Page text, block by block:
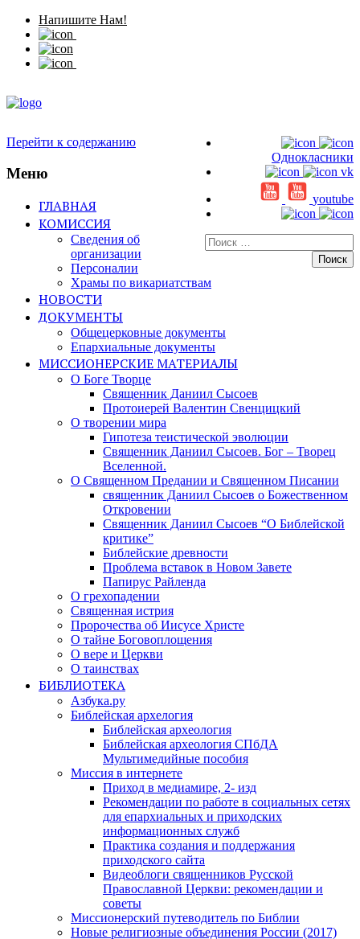
Напишите Нам!
Однокласники
vk
youtube
Искать:
Перейти к содержанию
Меню
ГЛАВНАЯ
КОМИССИЯ
Сведения об
организации
Персоналии
Храмы по викариатствам
НОВОСТИ
ДОКУМЕНТЫ
Общецерковные документы
Епархиальные документы
МИССИОНЕРСКИЕ МАТЕРИАЛЫ
О Боге Творце
Священник Даниил Сысоев
Протоиерей Валентин Свенцицкий
О творении мира
Гипотеза теистической эволюции
Священник Даниил Сысоев. Бог – Творец
Вселенной.
О Священном Предании и Священном Писании
священник Даниил Сысоев о Божественном
Откровении
Священник Даниил Сысоев “О Библейской
критике”
Библейские древности
Проблема вставок в Новом Завете
Папирус Райленда
О грехопадении
Священная истрия
Пророчества об Иисусе Христе
О тайне Боговоплощения
О вере и Церкви
О таинствах
БИБЛИОТЕКА
Азбука.ру
Библейская архелогия
Библейская археология
Библейская археология СПбДА
Мультимедийные пособия
Миссия в интернете
Приход в медиамире, 2- изд
Рекомендации по работе в социальных сетях
для епархиальных и приходских
информационных служб
Практика создания и поддержания
приходского сайта
Видеоблоги священников Русской
Православной Церкви: рекомендации и
советы
Миссионерский путеводитель по Библии
Новые религиозные объединения России (2017)